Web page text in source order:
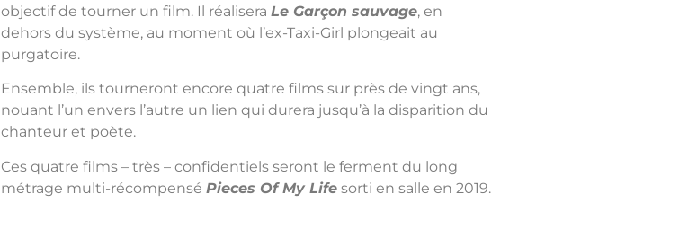
objectif de tourner un film. Il réalisera Le Garçon sauvage, en
dehors du système, au moment où l’ex-Taxi-Girl plongeait au
purgatoire.
Ensemble, ils tourneront encore quatre films sur près de vingt ans,
nouant l’un envers l’autre un lien qui durera jusqu’à la disparition du
chanteur et poète.
Ces quatre films – très – confidentiels seront le ferment du long
métrage multi-récompensé Pieces Of My Life sorti en salle en 2019.